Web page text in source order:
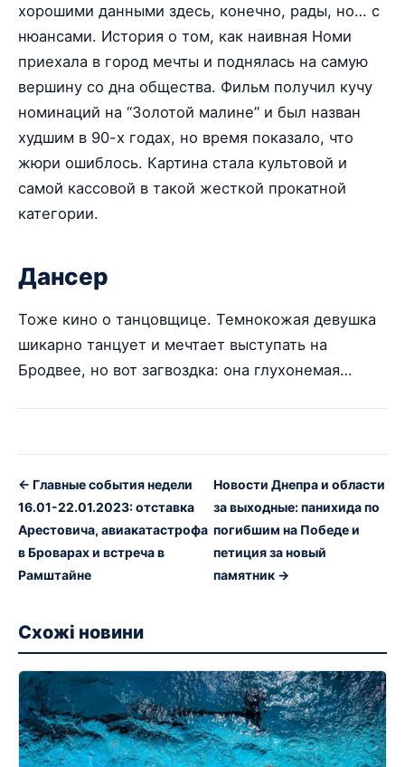
хорошими данными здесь, конечно, рады, но… с
нюансами. История о том, как наивная Номи
приехала в город мечты и поднялась на самую
вершину со дна общества. Фильм получил кучу
номинаций на “Золотой малине” и был назван
худшим в 90-х годах, но время показало, что
жюри ошиблось. Картина стала культовой и
самой кассовой в такой жесткой прокатной
категории.
Дансер
Тоже кино о танцовщице. Темнокожая девушка
шикарно танцует и мечтает выступать на
Бродвее, но вот загвоздка: она глухонемая…
← Главные события недели
16.01-22.01.2023: отставка
Арестовича, авиакатастрофа
в Броварах и встреча в
Рамштайне
Новости Днепра и области
за выходные: панихида по
погибшим на Победе и
петиция за новый
памятник →
Схожі новини